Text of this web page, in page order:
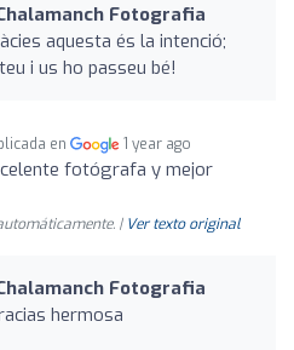
Fotografia
aquesta és la intenció;
i us ho passeu bé!
en 1 year ago
fotógrafa y mejor
| Ver texto original
Fotografia
hermosa